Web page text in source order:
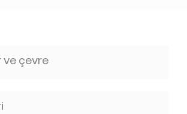
ve çevre